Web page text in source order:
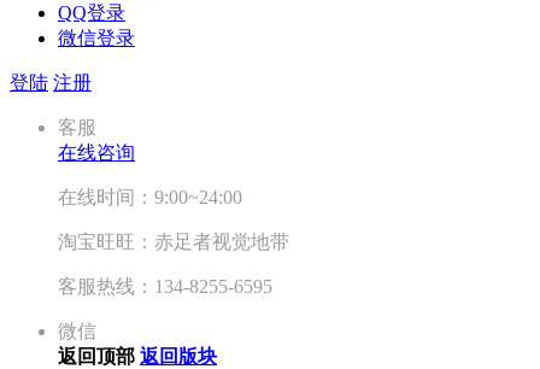
QQ登录
微信登录
登陆 注册
客服
在线咨询
在线时间：9:00~24:00
淘宝旺旺：赤足者视觉地带
客服热线：134-8255-6595
微信
返回顶部 返回版块